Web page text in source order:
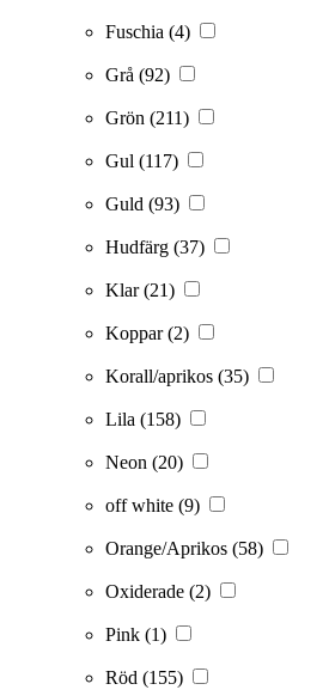
Fuschia (4)
Grå (92)
Grön (211)
Gul (117)
Guld (93)
Hudfärg (37)
Klar(21)
Koppar(2)
Korall/aprikos (35)
Lila (158)
Neon (20)
off white (9)
Orange/Aprikos (58)
Oxiderade (2)
Pink (1)
Röd (155)